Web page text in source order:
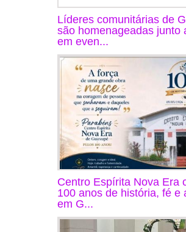
Líderes comunitárias de
são homenageadas junto
em even...
Centro Espírita Nova Era
100 anos de história, fé e
em G...